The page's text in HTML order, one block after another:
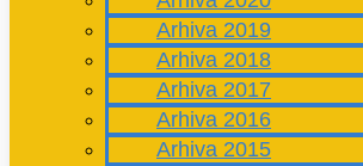
Arhiva 2019
Arhiva 2018
Arhiva 2017
Arhiva 2016
Arhiva 2015